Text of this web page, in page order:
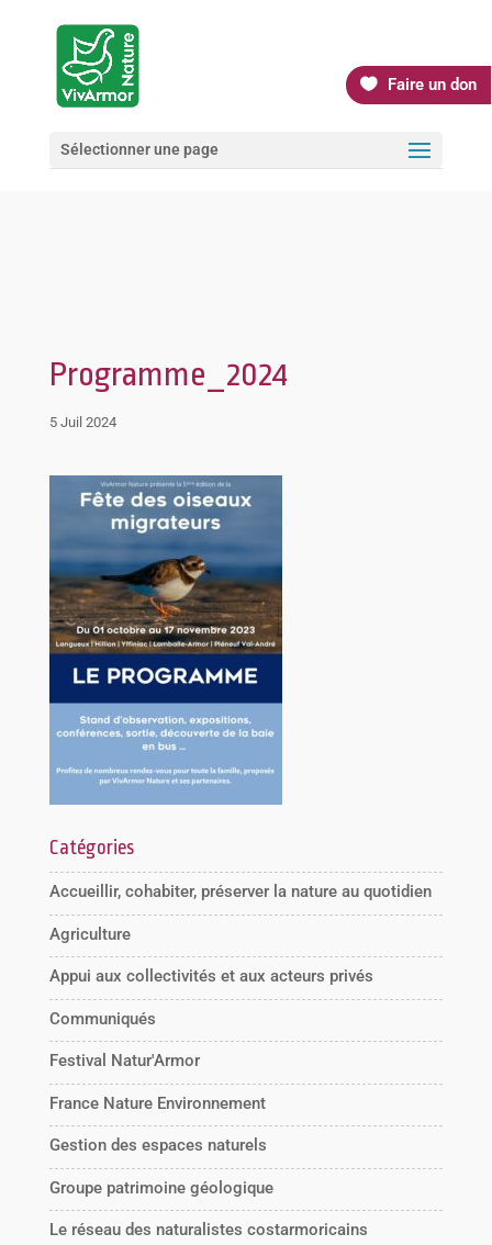
Faire un don
Sélectionner une page
Programme_2024
5 Juil 2024
Catégories
Accueillir, cohabiter, préserver la nature au quotidien
Agriculture
Appui aux collectivités et aux acteurs privés
Communiqués
Festival Natur'Armor
France Nature Environnement
Gestion des espaces naturels
Groupe patrimoine géologique
Le réseau des naturalistes costarmoricains